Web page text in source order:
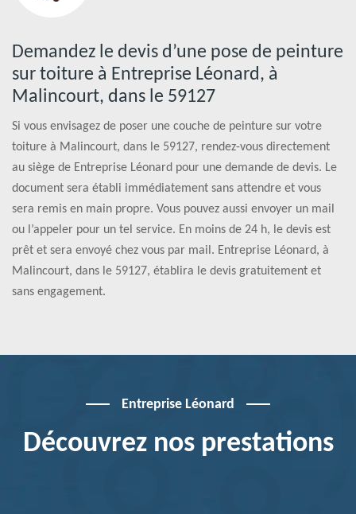
Demandez le devis d’une pose de peinture
sur toiture à Entreprise Léonard, à
Malincourt, dans le 59127
Si vous envisagez de poser une couche de peinture sur votre
toiture à Malincourt, dans le 59127, rendez-vous directement
au siège de Entreprise Léonard pour une demande de devis. Le
document sera établi immédiatement sans attendre et vous
sera remis en main propre. Vous pouvez aussi envoyer un mail
ou l’appeler pour un tel service. En moins de 24 h, le devis est
prêt et sera envoyé chez vous par mail. Entreprise Léonard, à
Malincourt, dans le 59127, établira le devis gratuitement et
sans engagement.
Entreprise Léonard
Découvrez nos prestations